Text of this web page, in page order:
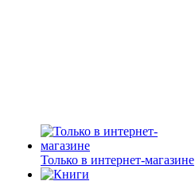
Только в интернет-магазине